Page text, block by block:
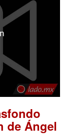
de Ángel